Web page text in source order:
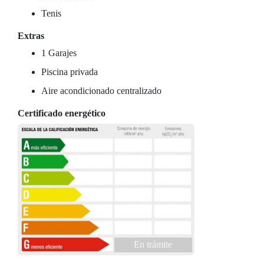
Tenis
Extras
1 Garajes
Piscina privada
Aire acondicionado centralizado
Certificado energético
En trámite